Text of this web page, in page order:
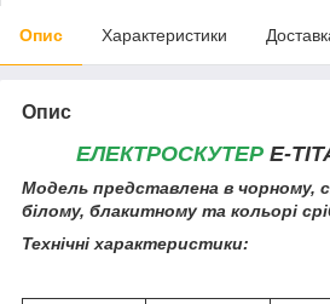
Опис Характеристики
Опис
ЕЛЕКТРОСКУТЕРE-
Модель представлена в чорному,
білому, блакитному та кольорі
Технічні характеристики: